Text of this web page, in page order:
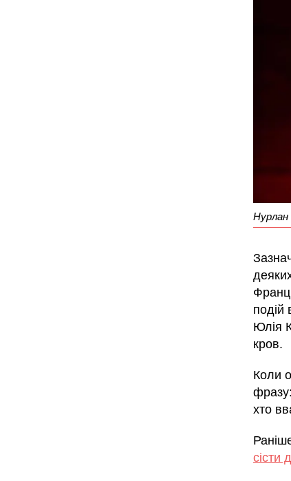
Нурлан
подій
Юлія
кров.
Коли
хто
сісти